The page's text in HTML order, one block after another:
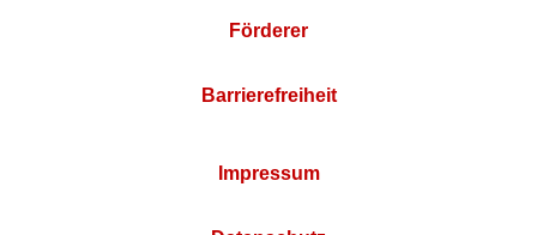
Förderer
Barrierefreiheit
Impressum